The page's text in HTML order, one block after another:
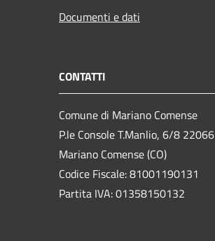
Documenti e dati
CONTATTI
Comune di Mariano Comense
P.le Console T.Manlio, 6/8 22066
Mariano Comense (CO)
Codice Fiscale: 81001190131
Partita IVA: 01358150132